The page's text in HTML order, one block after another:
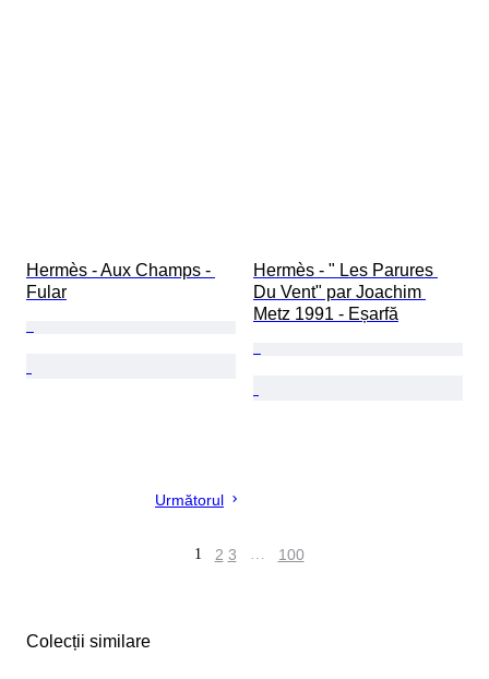
Hermès - Aux Champs -
Fular
Hermès - " Les Parures
Du Vent" par Joachim
Metz 1991 - Eșarfă
Următorul
1 2 3 … 100
Colecții similare